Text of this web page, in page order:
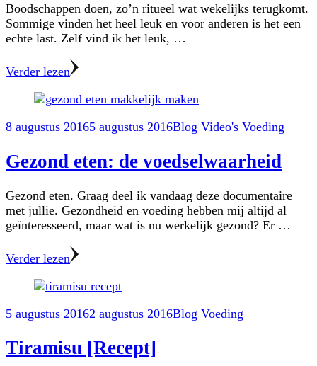
Boodschappen doen, zo’n ritueel wat wekelijks terugkomt.
Sommige vinden het heel leuk en voor anderen is het een
echte last. Zelf vind ik het leuk, …
Verder lezen
8 augustus 20165 augustus 2016Blog Video's Voeding
Gezond eten: de voedselwaarheid
Gezond eten. Graag deel ik vandaag deze documentaire
met jullie. Gezondheid en voeding hebben mij altijd al
geïnteresseerd, maar wat is nu werkelijk gezond? Er …
Verder lezen
5 augustus 20162 augustus 2016Blog Voeding
Tiramisu [Recept]